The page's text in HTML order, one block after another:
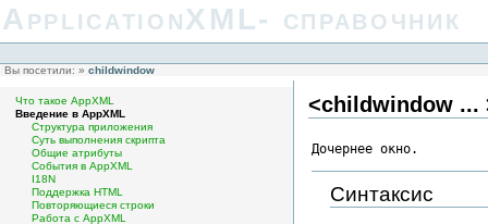
ApplicationXML- справочник
Вы посетили: » childwindow
Что такое AppXML
Введение в AppXML
Структура приложения
Суть выполнения скрипта
Общие атрибуты
События в AppXML
I18N
Поддержка HTML
Повторяющиеся строки
Работа с AppXML
<childwindow ...
Дочернее окно.
Синтаксис